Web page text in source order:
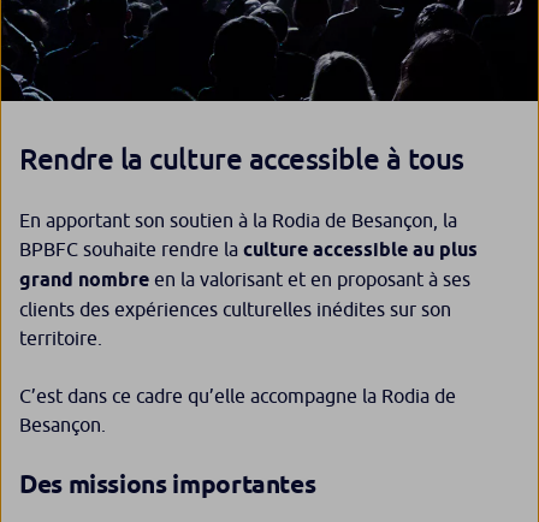
Rendre la culture accessible à tous
En apportant son soutien à la Rodia de Besançon, la
BPBFC souhaite rendre la culture accessible au plus
grand nombre en la valorisant et en proposant à ses
clients des expériences culturelles inédites sur son
territoire.
C’est dans ce cadre qu’elle accompagne la Rodia de
Besançon.
Des missions importantes